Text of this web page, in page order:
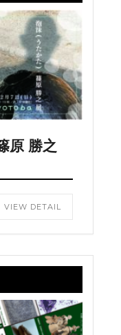
原 勝之
VIEW DETAIL